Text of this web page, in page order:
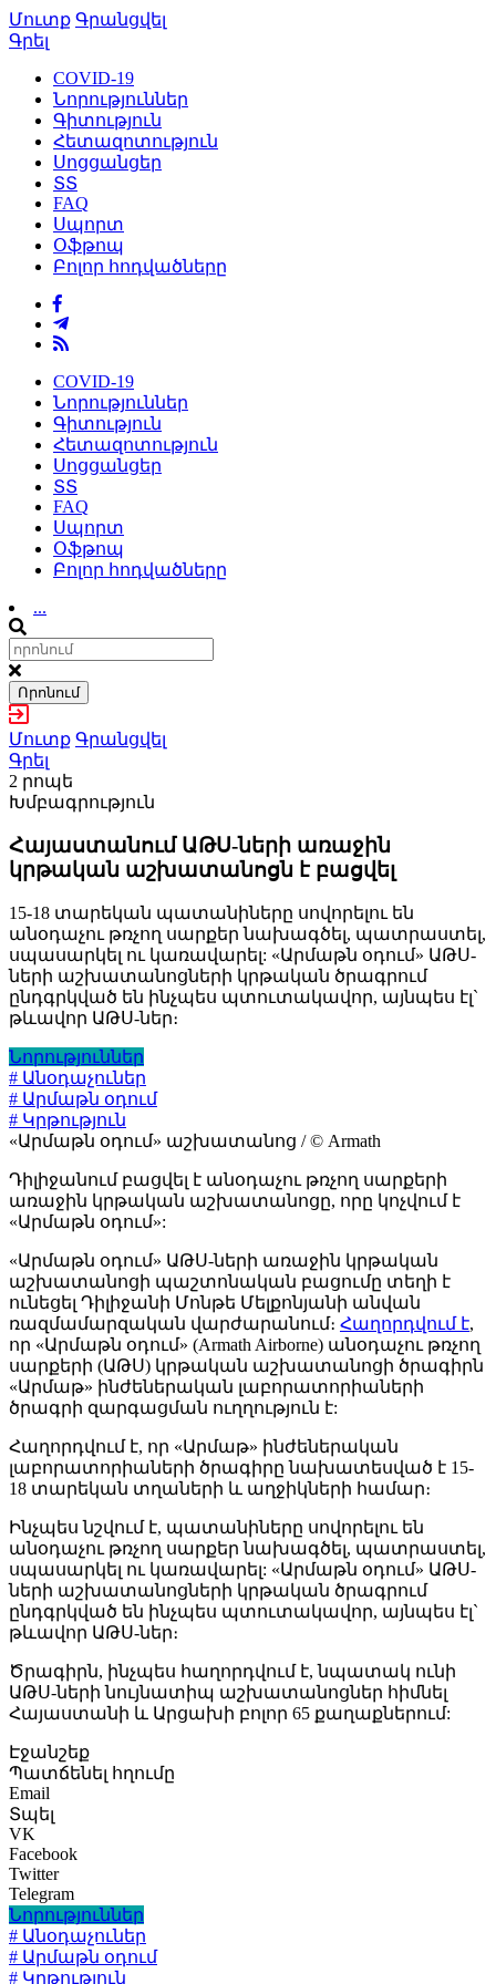
Մուտք Գրանցվել
Գրել
COVID-19
Նորություններ
Գիտություն
Հետազոտություն
Սոցցանցեր
ՏՏ
FAQ
Սպորտ
Օֆթոպ
Բոլոր հոդվածները
COVID-19
Նորություններ
Գիտություն
Հետազոտություն
Սոցցանցեր
ՏՏ
FAQ
Սպորտ
Օֆթոպ
Բոլոր հոդվածները
...
Որոնում
Մուտք Գրանցվել
Գրել
2 րոպե
Խմբագրություն
Հայաստանում ԱԹՍ-ների առաջին
կրթական աշխատանոցն է բացվել
15-18 տարեկան պատանիները սովորելու են
անօդաչու թռչող սարքեր նախագծել, պատրաստել,
սպասարկել ու կառավարել: «Արմաթն օդում» ԱԹՍ-
ների աշխատանոցների կրթական ծրագրում
ընդգրկված են ինչպես պտուտակավոր, այնպես էլ`
թևավոր ԱԹՍ-ներ։
Նորություններ
# Անօդաչուներ
# Արմաթն օդում
# Կրթություն
«Արմաթն օդում» աշխատանոց / © Armath
Դիլիջանում բացվել է անօդաչու թռչող սարքերի
առաջին կրթական աշխատանոցը, որը կոչվում է
«Արմաթն օդում»:
«Արմաթն օդում» ԱԹՍ-ների առաջին կրթական
աշխատանոցի պաշտոնական բացումը տեղի է
ունեցել Դիլիջանի Մոնթե Մելքոնյանի անվան
ռազմամարզական վարժարանում։ Հաղորդվում է,
որ «Արմաթն օդում» (Armath Airborne) անօդաչու թռչող
սարքերի (ԱԹՍ) կրթական աշխատանոցի ծրագիրն
«Արմաթ» ինժեներական լաբորատորիաների
ծրագրի զարգացման ուղղություն է:
Հաղորդվում է, որ «Արմաթ» ինժեներական
լաբորատորիաների ծրագիրը նախատեսված է 15-
18 տարեկան տղաների և աղջիկների համար։
Ինչպես նշվում է, պատանիները սովորելու են
անօդաչու թռչող սարքեր նախագծել, պատրաստել,
սպասարկել ու կառավարել: «Արմաթն օդում» ԱԹՍ-
ների աշխատանոցների կրթական ծրագրում
ընդգրկված են ինչպես պտուտակավոր, այնպես էլ`
թևավոր ԱԹՍ-ներ։
Ծրագիրն, ինչպես հաղորդվում է, նպատակ ունի
ԱԹՍ-ների նույնատիպ աշխատանոցներ հիմնել
Հայաստանի և Արցախի բոլոր 65 քաղաքներում:
Էջանշեք
Պատճենել հղումը
Email
Տպել
VK
Facebook
Twitter
Telegram
Նորություններ
# Անօդաչուներ
# Արմաթն օդում
# Կրթություն